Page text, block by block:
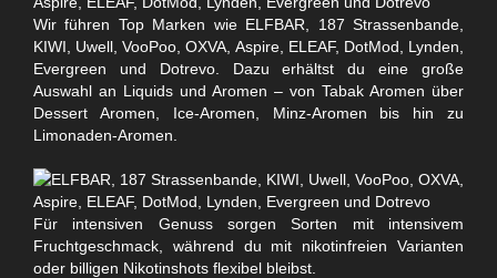
Wir führen Top Marken wie ELFBAR, 187 Strassenbande,
KIWI, Uwell, VooPoo, OXVA, Aspire, ELEAF, DotMod, Lynden,
Evergreen und Dotrevo. Dazu erhältst du eine große
Auswahl an Liquids und Aromen – von Tabak Aromen über
Dessert Aromen, Ice-Aromen, Minz-Aromen bis hin zu
Limonaden-Aromen.
Für intensiven Genuss sorgen Sorten mit intensivem
Fruchtgeschmack, während du mit nikotinfreien Varianten
oder billigen Nikotinshots flexibel bleibst.